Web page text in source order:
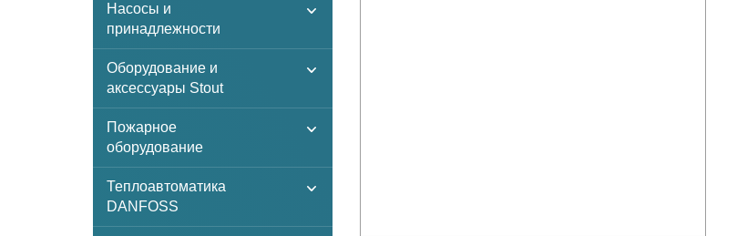
Насосы и
принадлежности
Оборудование и
аксессуары Stout
Пожарное
оборудование
Теплоавтоматика
DANFOSS